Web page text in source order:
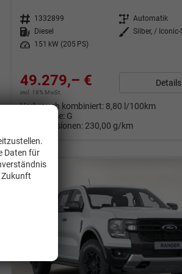
Fahrzeugnr. 1332899 Getriebe Automatik
Kraftstoff
Diesel Außenfarbe
Leistung
151 kW (205 PS)
49.279,– €
incl. 19% MwSt.
Details
Verbrauch kombiniert: 8,80 l/100km
-Klasse: G
-Emissionen: 230,00 g/km
Daten für
Zukunft